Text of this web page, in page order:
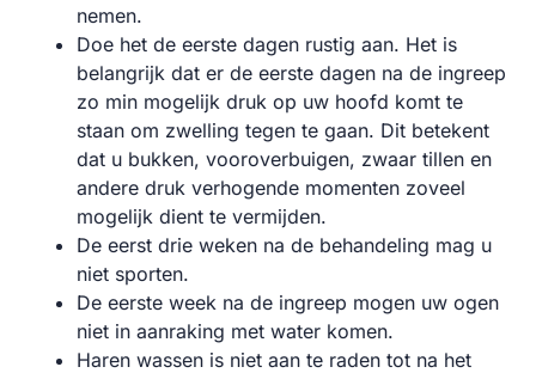
nemen.
Doe het de eerste dagen rustig aan. Het is
belangrijk dat er de eerste dagen na de ingreep
zo min mogelijk druk op uw hoofd komt te
staan om zwelling tegen te gaan. Dit betekent
dat u bukken, vooroverbuigen, zwaar tillen en
andere druk verhogende momenten zoveel
mogelijk dient te vermijden.
De eerst drie weken na de behandeling mag u
niet sporten.
De eerste week na de ingreep mogen uw ogen
niet in aanraking met water komen.
Haren wassen is niet aan te raden tot na het